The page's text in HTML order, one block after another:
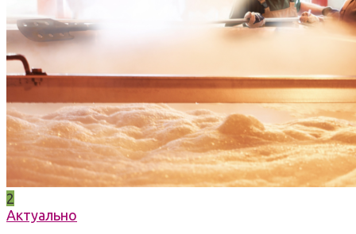
2
Актуально